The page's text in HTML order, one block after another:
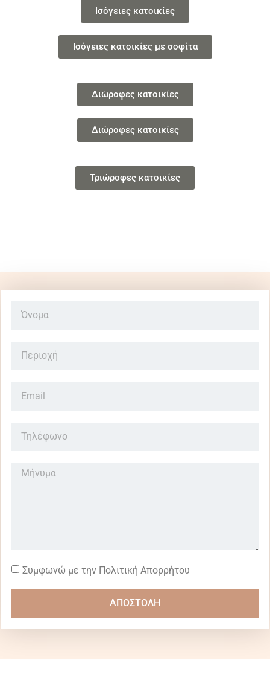
Ισόγειες κατοικίες
Ισόγειες κατοικίες με σοφίτα
Διώροφες κατοικίες
Διώροφες κατοικίες
Τριώροφες κατοικίες
Συμφωνώ με την Πολιτική Απορρήτου
ΑΠΟΣΤΟΛΗ